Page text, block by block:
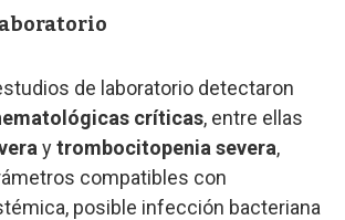
de laboratorio detectaron
críticas, entre ellas
ytrombocitopenia severa,
compatibles con
posible infección bacteriana